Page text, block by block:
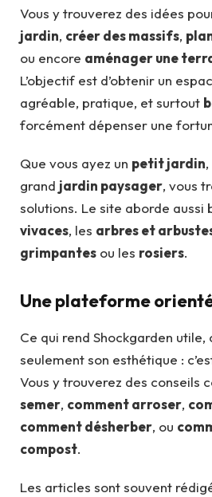
Vous y trouverez des idées
jardin, créer des massifs,
ou encore aménager une
L’objectif est d’obtenir un
agréable, pratique, et surtout
forcément dépenser une
Que vous ayez un petit jardin
grand jardin paysager, vous
solutions. Le site aborde aussi
vivaces, les arbres et
grimpantes ou les rosiers.
Une plateforme
Ce qui rend Shockgarden utile,
seulement son esthétique :
Vous y trouverez des conseils
semer, comment arroser,
comment désherber, ou
compost.
Les articles sont souvent